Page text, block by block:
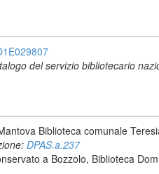
del servizio bibliotecario
Biblioteca comunale
DPAS.a.237
a Bozzolo, Biblioteca